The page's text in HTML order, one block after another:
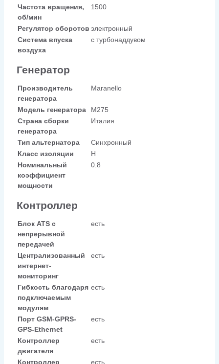
Частота вращения,
об/мин
1500
Регулятор оборотов электронный
Система впуска
воздуха
с турбонаддувом
Генератор
Производитель
генератора
Maranello
Модель генератора
M275
Страна сборки
генератора
Италия
Тип альтернатора
Синхронный
Класс изоляции
H
Номинальный
коэффициент
мощности
0.8
Контроллер
Блок ATS с
непрерывной
передачей
есть
Централизованный
интернет-
мониторинг
есть
Гибкость благодаря
подключаемым
модулям
есть
Порт GSM-GPRS-
GPS-Ethernet
есть
Контроллер
двигателя
есть
Контроллер есть